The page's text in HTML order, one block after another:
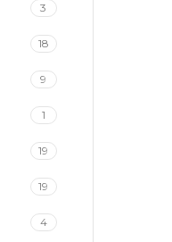
3
18
9
1
19
19
4